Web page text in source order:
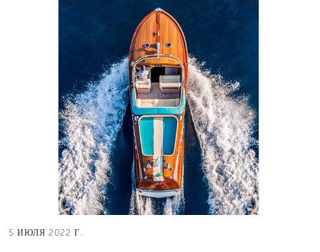
5 ИЮЛЯ 2022 Г.